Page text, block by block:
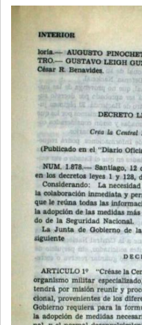
NAVEGACIÓN